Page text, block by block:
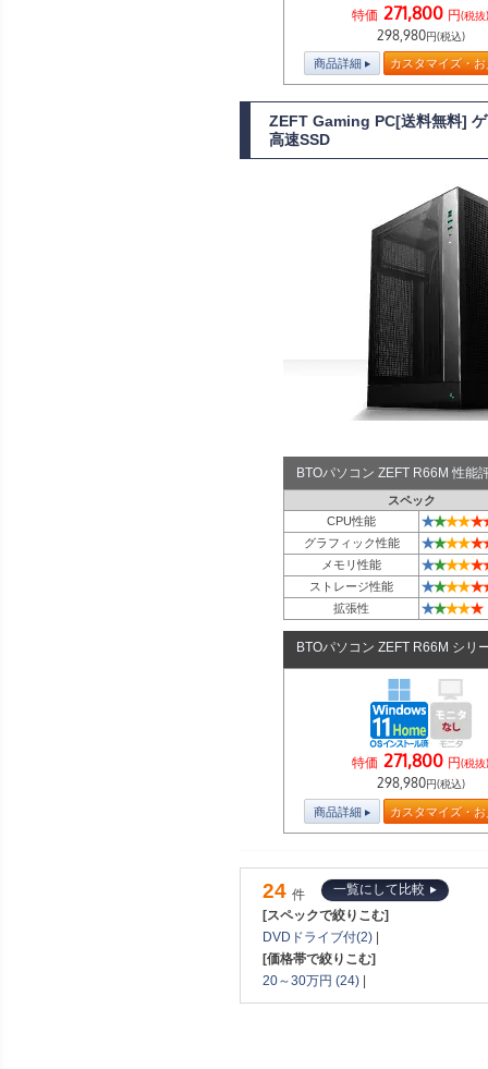
特価 271,800 円(税抜
298,980円(税込)
商品詳細 カスタマイズ・
ZEFT Gaming PC[送料無料]
高速SSD
BTOパソコン ZEFT R66M 性能
スペック
CPU性能
★★★★★
グラフィック性能 ★★★★★
メモリ性能 ★★★★★
ストレージ性能 ★★★★★
拡張性 ★★★★★
BTOパソコン ZEFT R66M シリ
特価 271,800 円(税抜
298,980円(税込)
商品詳細 カスタマイズ・
24 件
一覧にして比較
[スペックで絞りこむ]
DVDドライブ付(2)
[価格帯で絞りこむ]
20～30万円 (24)